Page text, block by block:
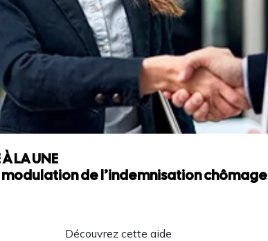
LA UNE
de l’indemnisation chômage
Découvrez cette aide